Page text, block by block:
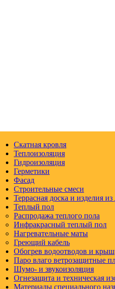
Скатная кровля
Теплоизоляция
Гидроизоляция
Герметики
Фасад
Строительные смеси
Террасная доска и изделия
Теплый пол
Распродажа теплого пола
Инфракрасный теплый пол
Нагревательные маты
Греющий кабель
Обогрев водоотводов и крыш
Паро влаго ветрозащитные
Шумо- и звукоизоляция
Огнезащита и техническая
Материалы специального